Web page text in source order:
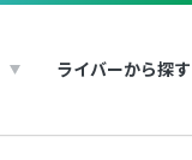
ライバーから探す